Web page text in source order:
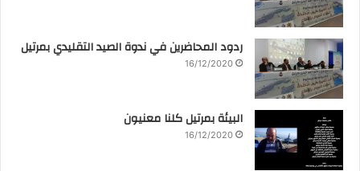
ردود المحاضرين في ندوة الصيد التقليدي بمرتيل
16/12/2020
البيئة بمرتيل كلنا معنيون
16/12/2020